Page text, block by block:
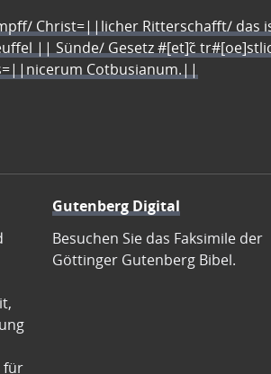
Christ=||licher Ritterschafft/ das
|| Sünde/ Gesetz #[et]c̃
Cotbusianum.||
für
Gutenberg Digital
Besuchen Sie das Faksimile der
Göttinger Gutenberg Bibel.